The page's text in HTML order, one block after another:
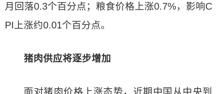
月回落0.3个百分点；粮食价格上涨0.7%，影响C
PI上涨约0.01个百分点。
猪肉供应将逐步增加
面对猪肉价格上涨态势，近期中国从中央到